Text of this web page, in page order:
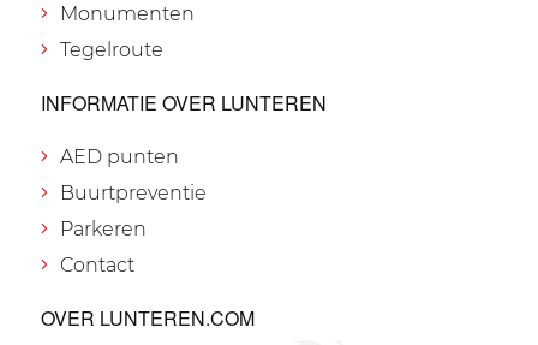
Monumenten
Tegelroute
INFORMATIE OVER LUNTEREN
AED punten
Buurtpreventie
Parkeren
Contact
OVER LUNTEREN.COM